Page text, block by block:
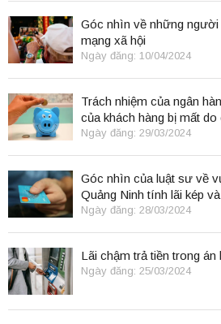
Góc nhìn về những người
mạng xã hội
Ngày đăng: 10/04/2024
Trách nhiệm của ngân
của khách hàng bị mất
Ngày đăng: 29/03/2024
Góc nhìn của luật sư về
Quảng Ninh tính lãi kép
Ngày đăng: 28/03/2024
Lãi chậm trả tiền trong án
Ngày đăng: 25/03/2024